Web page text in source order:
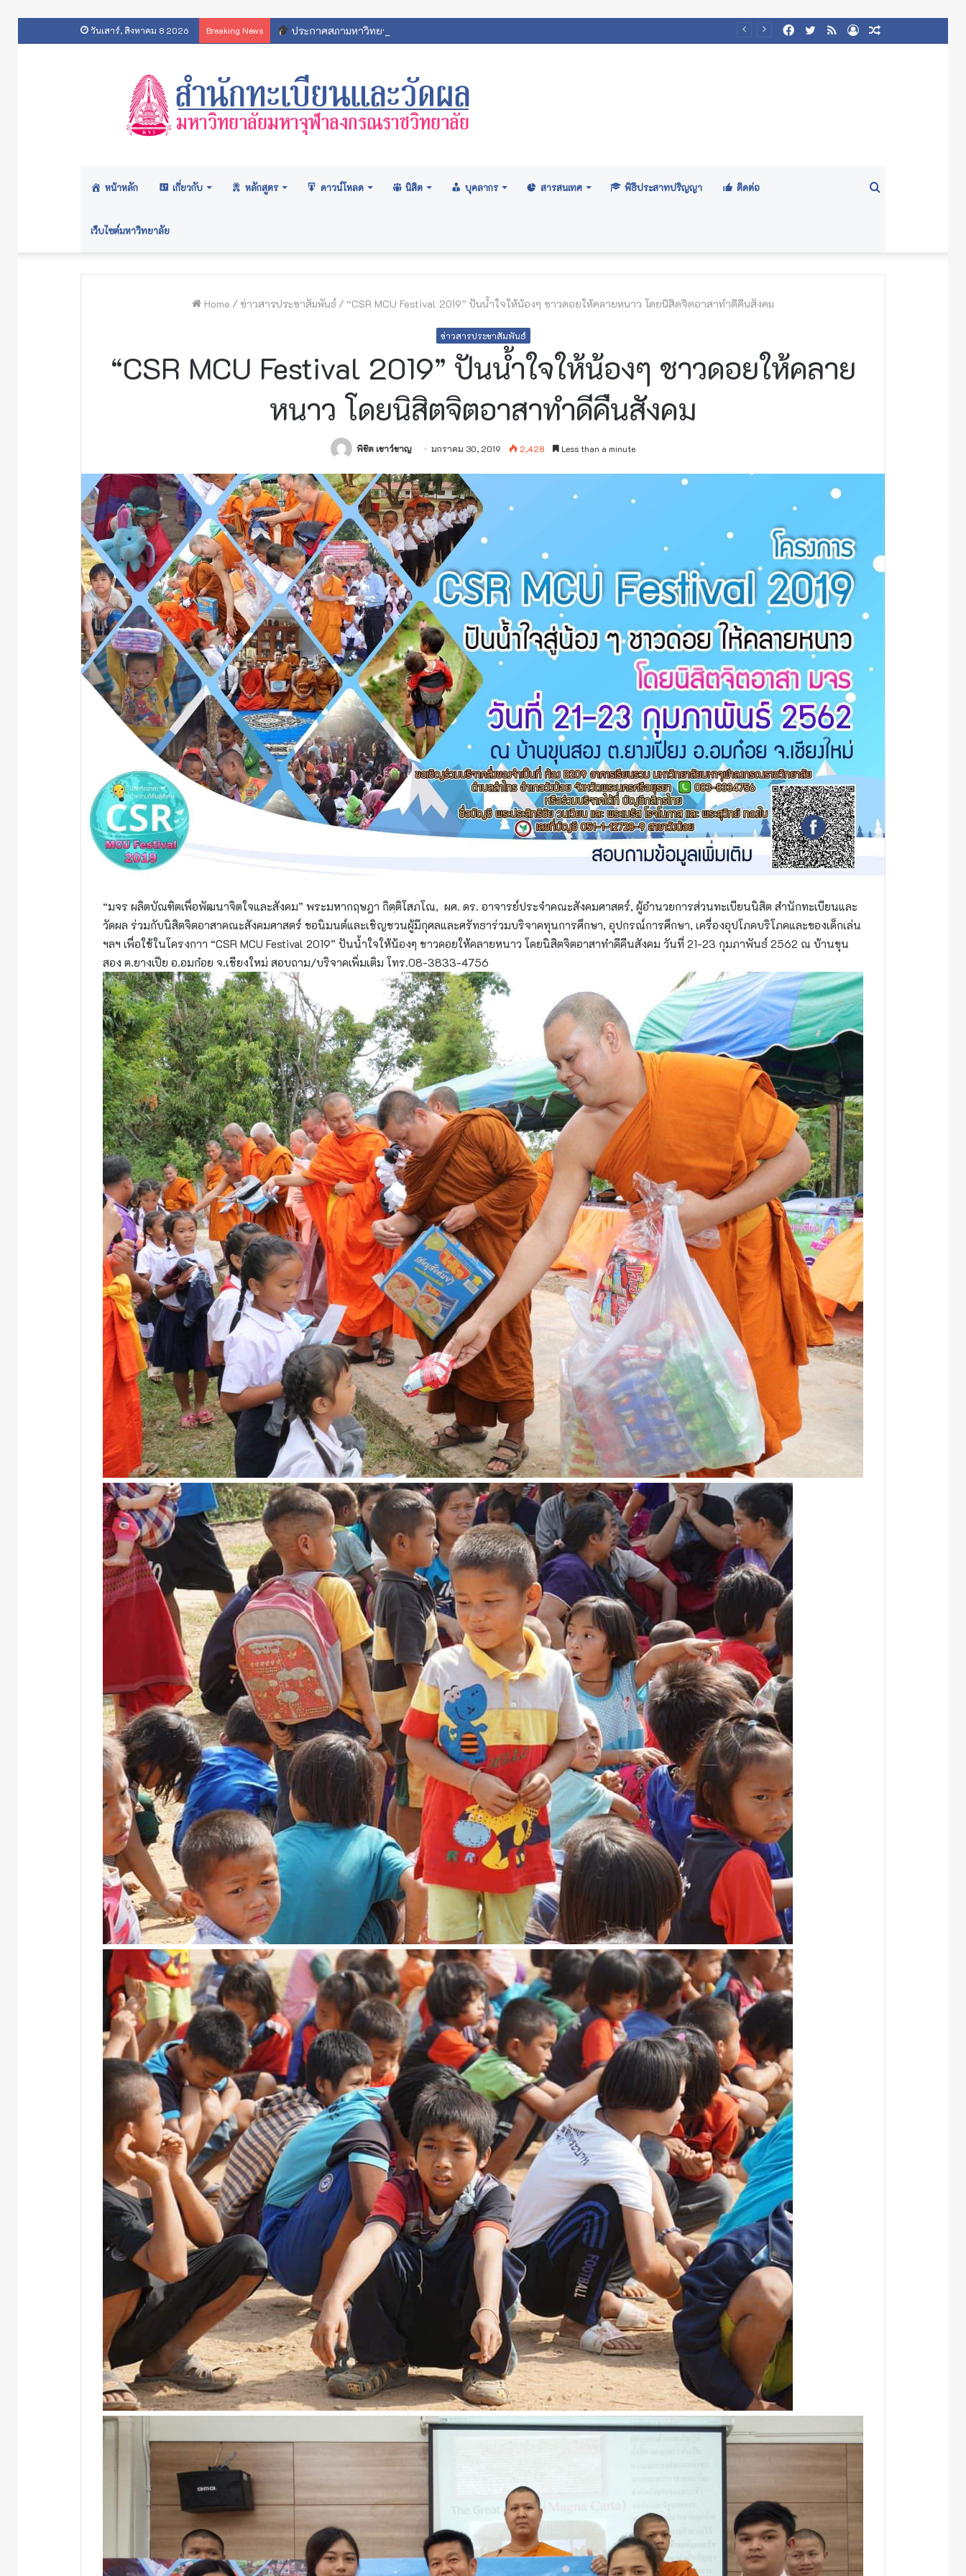
วันเสาร์, สิงหาคม 8 2026 Breaking News ประกาศสภามหาวิทยาลัย: อนุมัติปริญญา ระดับปริญญาตรี รุ่นที่ ๗๑ (ครั้งที่ ๒/๒๕๖๙)
Log
RSS
Twitter
Facebook
หน้าหลัก เกี่ยวกับ หลักสูตร ดาวน์โหลด นิสิต บุคลากร สารสนเทศ พิธีประสาทปริญญา ติดต่อ
เว็บไซต์มหาวิทยาลัย
Home / ข่าวสารประชาสัมพันธ์ / “CSR MCU Festival 2019” ปันน้ำใจให้น้องๆ ชาวดอยให้คลายหนาว โดยนิสิตจิตอาสาทำดีคืนสังคม
ข่าวสารประชาสัมพันธ์
“CSR MCU Festival 2019” ปันน้ำใจให้น้องๆ ชาวดอยให้คลาย
หนาว โดยนิสิตจิตอาสาทำดีคืนสังคม
พิชิต เชาว์ชาญ มกราคม 30, 2019 2,428 Less than a minute
“มจร ผลิตบัณฑิต​เพื่อพัฒนาจิตใจและสังคม” พระมหากฤษฎา​ กิตฺติโสภโณ, ผศ. ดร. อาจารย์ประจำ​คณะสังคมศาสตร์, ผู้อำนวยการส่วนทะเบียน​นิสิต สำนัก​ทะเบียน​และ
วัดผล ร่วมกับนิสิตจิตอาสาคณะสังคมศาสตร์​ ขอนิมนต์​และเชิญชวนผู้มีกุศลและศรัทธา​ร่วมบริจาคทุนการศึกษา, อุปกรณ์​การศึกษา, เครื่องอุปโภคบริโภค​และของเด็กเล่น
ฯลฯ เพื่อใช้ในโครงกาา “CSR MCU Festival 2019” ปันน้ำใจให้น้องๆ ชาวดอยให้คลายหนาว โดยนิสิตจิตอาสาทำดีคืนสังคม วันที่ 21-23 กุมภาพันธ์ ​2562 ณ บ้านขุน
สอง ต.ยางเปีย อ.อมก๋อย จ.เชียงใหม่ สอบถาม/บริจาคเพิ่มเติม โทร.08-3833-4756